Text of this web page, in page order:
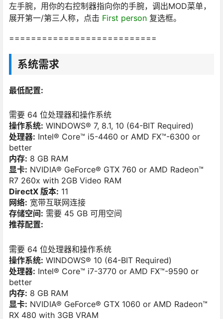
左手腕，用你的右控制器指向你的手腕，调出MOD菜单，
展开第一/第三人称，点击 First person 复选框。
===========================
系统需求
最低配置:
需要 64 位处理器和操作系统
操作系统: WINDOWS® 7, 8.1, 10 (64-BIT Required)
处理器: Intel® Core™ i5-4460 or AMD FX™-6300 or
better
内存: 8 GB RAM
显卡: NVIDIA® GeForce® GTX 760 or AMD Radeon™
R7 260x with 2GB Video RAM
DirectX 版本: 11
网络: 宽带互联网连接
存储空间: 需要 45 GB 可用空间
推荐配置:
需要 64 位处理器和操作系统
操作系统: WINDOWS® 10 (64-BIT Required)
处理器: Intel® Core™ i7-3770 or AMD FX™-9590 or
better
内存: 8 GB RAM
显卡: NVIDIA® GeForce® GTX 1060 or AMD Radeon™
RX 480 with 3GB VRAM